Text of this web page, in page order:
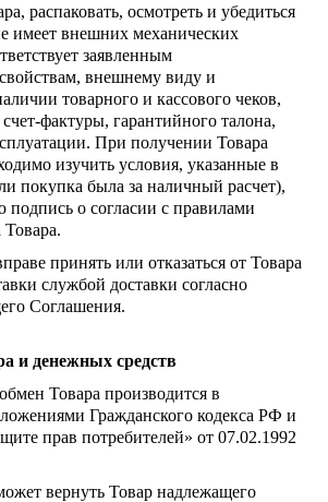
распаковать, осмотреть и убедиться
имеет внешних механических
заявленным
внешнему виду и
товарного и кассового чеков,
фактуры, гарантийного талона,
При получении Товара
изучить условия, указанные в
покупка была за наличный расчет),
подпись о согласии с правилами
Товара.
принять или отказаться от Товара
службой доставки согласно
Соглашения.
и денежных средств
Товара производится в
Гражданского кодекса РФ и
прав потребителей» от 07.02.1992
вернуть Товар надлежащего